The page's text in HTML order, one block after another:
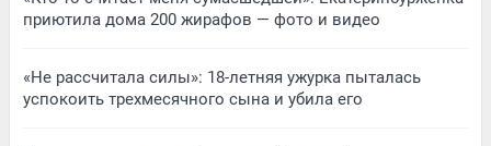
приютила дома 200 жирафов — фото и видео
«Не рассчитала силы»: 18-летняя ужурка пыталась
успокоить трехмесячного сына и убила его